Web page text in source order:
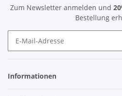
Zum Newsletter anmelden und
Bestellung
Informationen